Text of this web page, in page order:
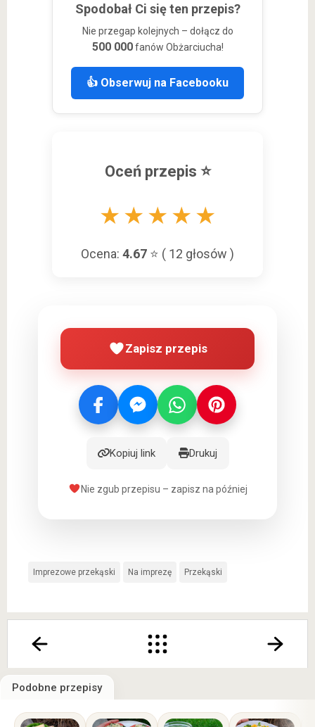
Spodobał Ci się ten przepis?
Nie przegap kolejnych – dołącz do
500 000fanów Obżarciucha!
👍 Obserwuj na Facebooku
Oceń przepis ⭐
★ ★ ★ ★ ★
Ocena: 4.67 ⭐ ( 12 głosów )
Zapisz przepis
Kopiuj link Drukuj
Nie zgub przepisu – zapisz na później
Imprezowe przekąski Na imprezę Przekąski
Podobne przepisy